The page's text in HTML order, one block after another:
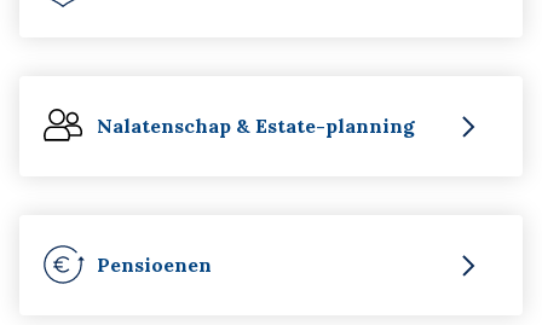
Nalatenschap & Estate-planning
Pensioenen